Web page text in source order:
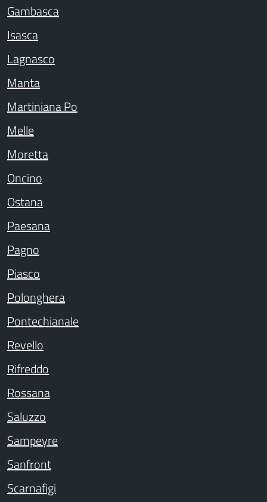
Gambasca
Isasca
Lagnasco
Manta
Martiniana Po
Melle
Moretta
Oncino
Ostana
Paesana
Pagno
Piasco
Polonghera
Pontechianale
Revello
Rifreddo
Rossana
Saluzzo
Sampeyre
Sanfront
Scarnafigi